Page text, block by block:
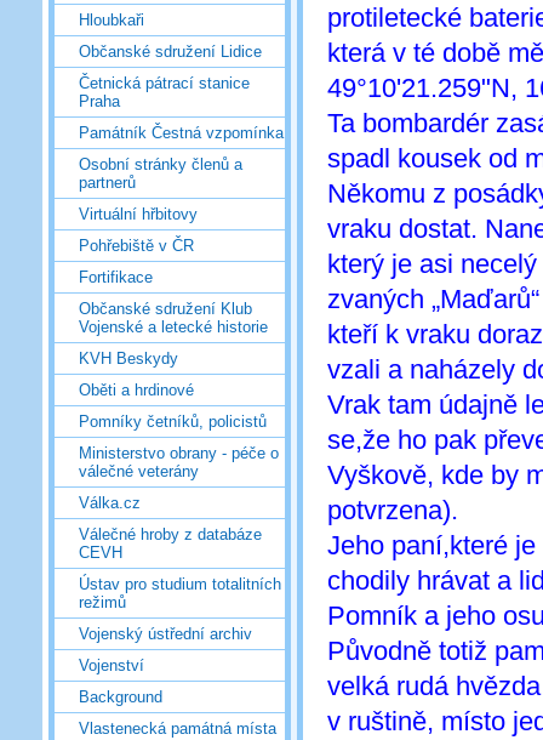
Hloubkaři
Občanské sdružení Lidice
Četnická pátrací stanice
Praha
Památník Čestná vzpomínka
Osobní stránky členů a
partnerů
Virtuální hřbitovy
Pohřebiště v ČR
Fortifikace
Občanské sdružení Klub
Vojenské a letecké historie
KVH Beskydy
Oběti a hrdinové
Pomníky četníků, policistů
Ministerstvo obrany - péče o
válečné veterány
Válka.cz
Válečné hroby z databáze
CEVH
Ústav pro studium totalitních
režimů
Vojenský ústřední archiv
Vojenství
Background
Vlastenecká památná místa
protiletecké
která v té době
49°10'21.259"N,
Ta bombardér
spadl kousek od
Někomu z
vraku dostat.
který je asi
zvaných
kteří k vraku
vzali a naházely
Vrak tam údajně
se,že ho pak
Vyškově, kde by
potvrzena).
Jeho paní,které
chodily hrávat a
Pomník a jeho
Původně totiž
velká rudá
v ruštině, místo